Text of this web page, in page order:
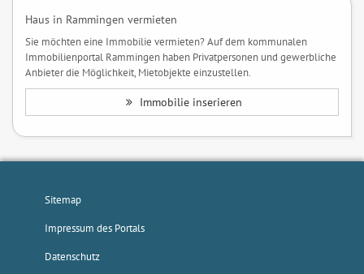
Haus in Rammingen vermieten
Sie möchten eine Immobilie vermieten? Auf dem kommunalen
Immobilienportal Rammingen haben Privatpersonen und gewerbliche
Anbieter die Möglichkeit, Mietobjekte einzustellen.
Immobilie inserieren
Sitemap
Impressum des Portals
Datenschutz